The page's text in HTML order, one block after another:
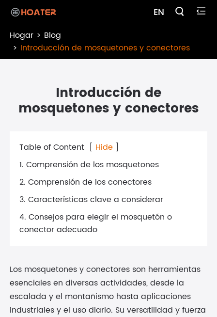
EN  
Hogar
Blog
Introducción de mosquetones y conectores
Introducción de
mosquetones y conectores
Table of Content [ Hide ]
1. Comprensión de los mosquetones
2. Comprensión de los conectores
3. Características clave a considerar
4. Consejos para elegir el mosquetón o
conector adecuado
Los mosquetones y conectores son herramientas
esenciales en diversas actividades, desde la
escalada y el montañismo hasta aplicaciones
industriales y el uso diario. Su versatilidad y fuerza